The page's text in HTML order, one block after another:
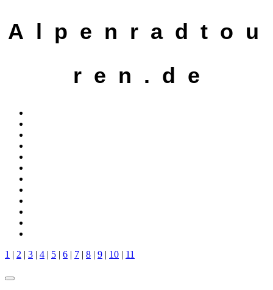
A l p e n r a d t o u
r e n . d e
1 | 2 | 3 | 4 | 5 | 6 | 7 | 8 | 9 | 10 | 11